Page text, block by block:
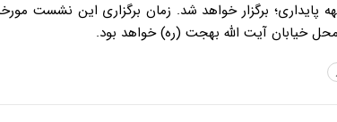
خیابان آیت الله بهجت (ره) خواهد بود.